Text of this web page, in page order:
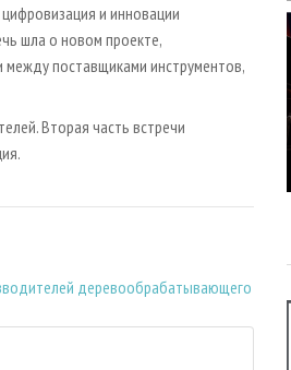
и инновации
шла о новом проекте,
поставщиками инструментов,
Вторая часть встречи
деревообрабатывающего